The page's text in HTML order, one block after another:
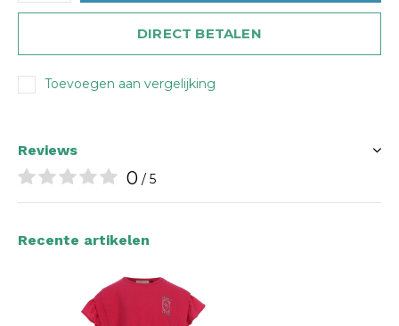
DIRECT BETALEN
Toevoegen aan vergelijking
Reviews
0 / 5
Recente artikelen